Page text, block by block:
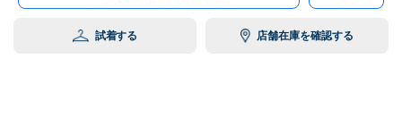
試着する 店舗在庫を確認する